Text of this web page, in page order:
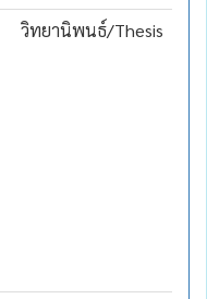
วิทยานิพนธ์/Thesis